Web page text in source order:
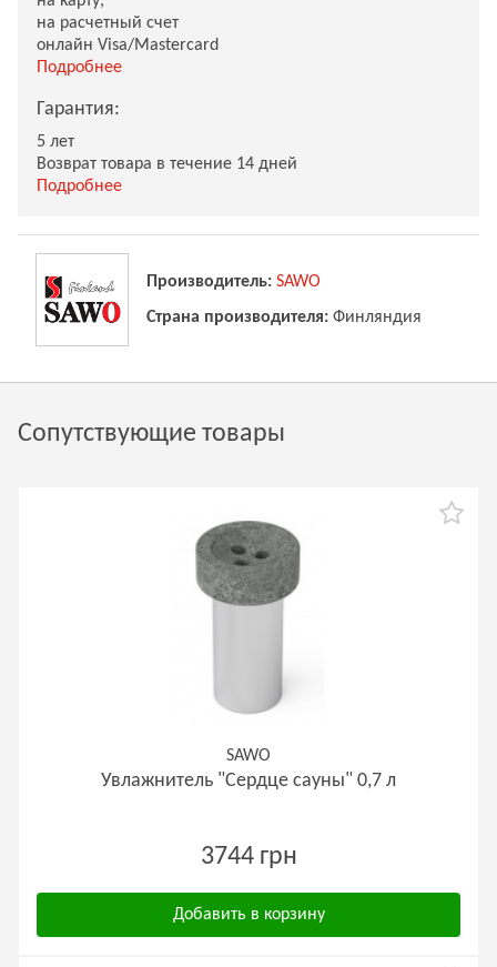
на расчетный счет
онлайн Visa/Mastercard
Подробнее
Гарантия:
5 лет
Возврат товара в течение 14 дней
Подробнее
Производитель: SAWO
Страна производителя: Финляндия
Сопутствующие товары
SAWO
Увлажнитель "Сердце сауны" 0,7 л
3744 грн
Добавить в корзину